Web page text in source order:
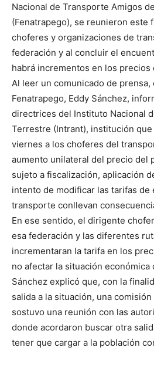
Nacional de Transporte Amigos
(Fenatrapego), se reunieron este
choferes y organizaciones de
federación y al concluir el
habrá incrementos en los precios
Al leer un comunicado de
Fenatrapego, Eddy Sánchez,
directrices del Instituto Nacional
Terrestre (Intrant), institución
viernes a los choferes del
aumento unilateral del precio del
sujeto a fiscalización, aplicación
intento de modificar las tarifas de
transporte conllevan
En ese sentido, el dirigente
esa federación y las diferentes
incrementaran la tarifa en los
no afectar la situación económica
Sánchez explicó que, con la
salida a la situación, una
sostuvo una reunión con las
donde acordaron buscar otra
tener que cargar a la población